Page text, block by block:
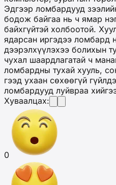
Эдгээр ломбардууд
бодож байгаа нь ч ямар
байхгүйтэй холбоотой.
ядарсан иргэдээ ломбард
дээрэлхүүлэхээ болихын
чухал шаардлагатай ч
ломбардны тухай хууль,
гээд ухаан сөхөөгүй
ломбардууд луйвраа
Хуваалцах:
0